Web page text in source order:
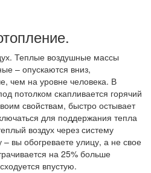
Теплые воздушные массы
– опускаются вниз,
чем на уровне человека. В
потолком скапливается горячий
свойствам, быстро остывает
для поддержания тепла
воздух через систему
вы обогреваете улицу, а не свое
на 25% больше
впустую.